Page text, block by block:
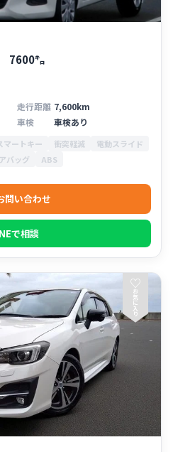
7600㌔
走行距離 7,600km
車検 車検あり
マートキー 衝突軽減
電動スライド
バッグ ABS
問い合わせ
で相談
♡
お
気
に
入
り